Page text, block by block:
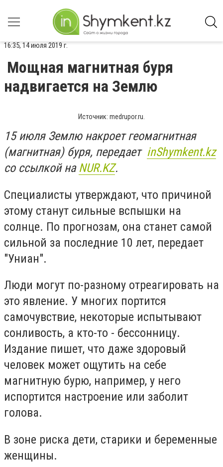
16:35, 14 июля 2019 г.
Мощная магнитная буря
надвигается на Землю
Источник: medrupor.ru.
15 июля Землю накроет геомагнитная
(магнитная) буря, передает inShymkent.kz
со ссылкой на NUR.KZ.
Специалисты утверждают, что причиной
этому станут сильные вспышки на
солнце. По прогнозам, она станет самой
сильной за последние 10 лет, передает
"Униан".
Люди могут по-разному отреагировать на
это явление. У многих портится
самочувствие, некоторые испытывают
сонливость, а кто-то - бессонницу.
Издание пишет, что даже здоровый
человек может ощутить на себе
магнитную бурю, например, у него
испортится настроение или заболит
голова.
В зоне риска дети, старики и беременные
женщины.